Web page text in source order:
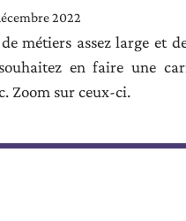
2022
métiers assez large et
en faire une
Zoom sur ceux-ci.